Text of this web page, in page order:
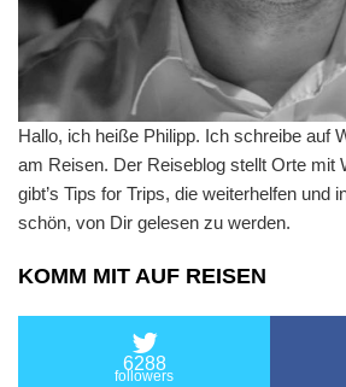
Hallo, ich heiße Philipp. Ich schreibe auf
am Reisen. Der Reiseblog stellt Orte mit
gibt’s Tips for Trips, die weiterhelfen und
schön, von Dir gelesen zu werden.
KOMM MIT AUF REISEN
6288
followers